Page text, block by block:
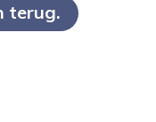
terug.